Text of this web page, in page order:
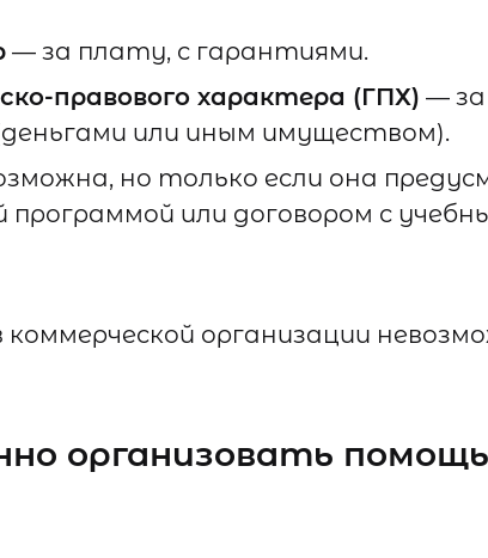
— за плату, с гарантиями.
правового характера (ГПХ) — за
или иным имуществом).
но только если она
программой или договором с
организации
организовать